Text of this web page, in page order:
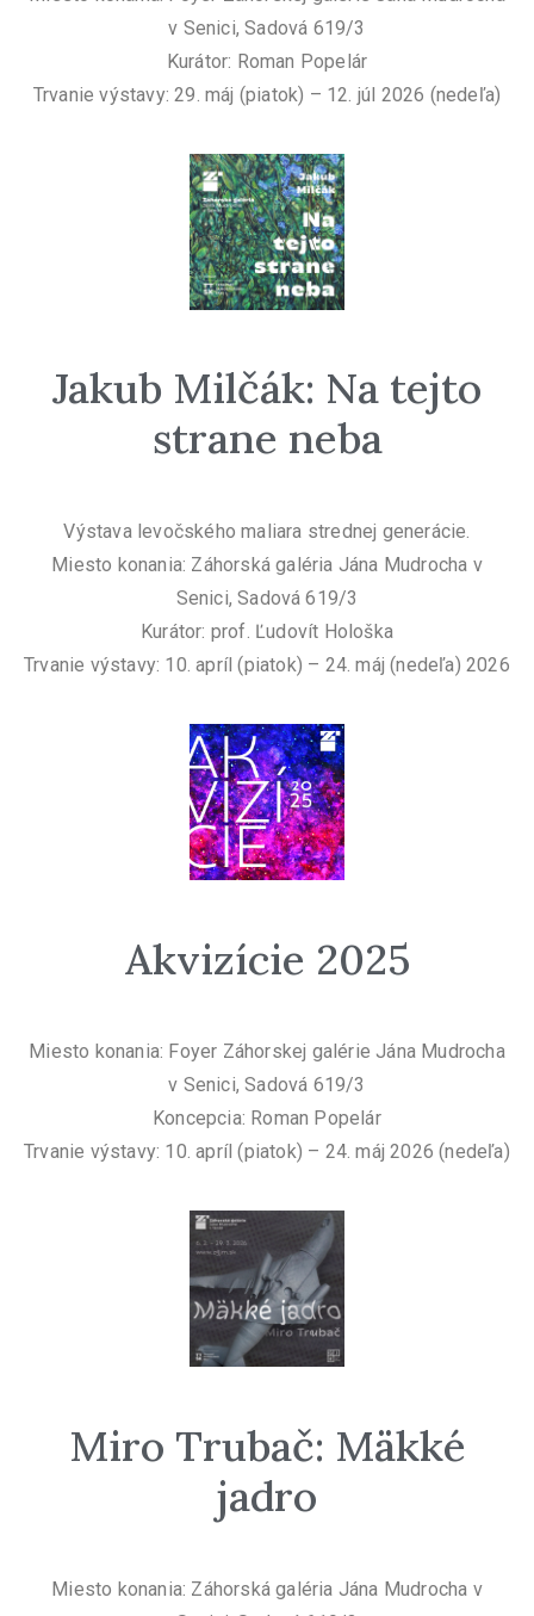
v Senici, Sadová 619/3
Kurátor: Roman Popelár
Trvanie výstavy: 29. máj (piatok) – 12. júl 2026 (nedeľa)
Jakub Milčák: Na tejto
strane neba
Výstava levočského maliara strednej generácie.
Miesto konania: Záhorská galéria Jána Mudrocha v
Senici, Sadová 619/3
Kurátor: prof. Ľudovít Hološka
Trvanie výstavy: 10. apríl (piatok) – 24. máj (nedeľa) 2026
Akvizície 2025
Miesto konania: Foyer Záhorskej galérie Jána Mudrocha
v Senici, Sadová 619/3
Koncepcia: Roman Popelár
Trvanie výstavy: 10. apríl (piatok) – 24. máj 2026 (nedeľa)
Miro Trubač: Mäkké
jadro
Miesto konania: Záhorská galéria Jána Mudrocha v